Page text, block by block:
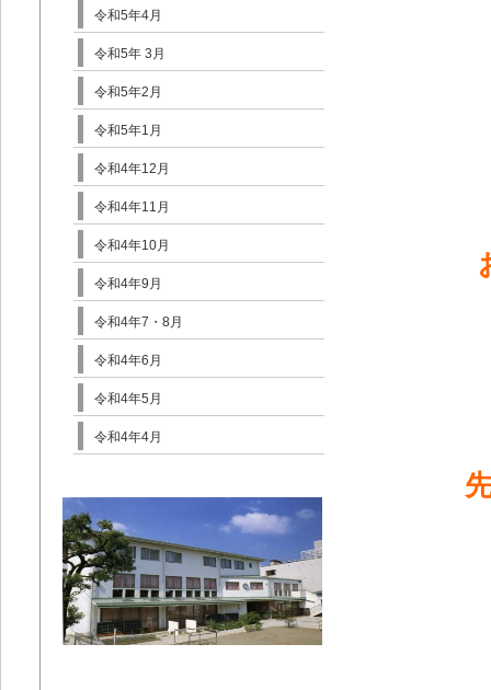
令和5年4月
令和5年 3月
令和5年2月
令和5年1月
令和4年12月
令和4年11月
令和4年10月
令和4年9月
令和4年7・8月
令和4年6月
令和4年5月
令和4年4月